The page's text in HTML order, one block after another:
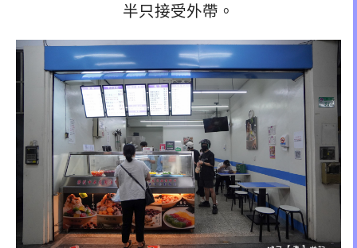
半只接受外帶。